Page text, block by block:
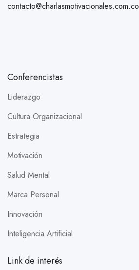
contacto@charlasmotivacionales.com.co
Conferencistas
Liderazgo
Cultura Organizacional
Estrategia
Motivación
Salud Mental
Marca Personal
Innovación
Inteligencia Artificial
Link de interés